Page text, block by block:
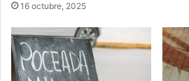
16 octubre, 2025